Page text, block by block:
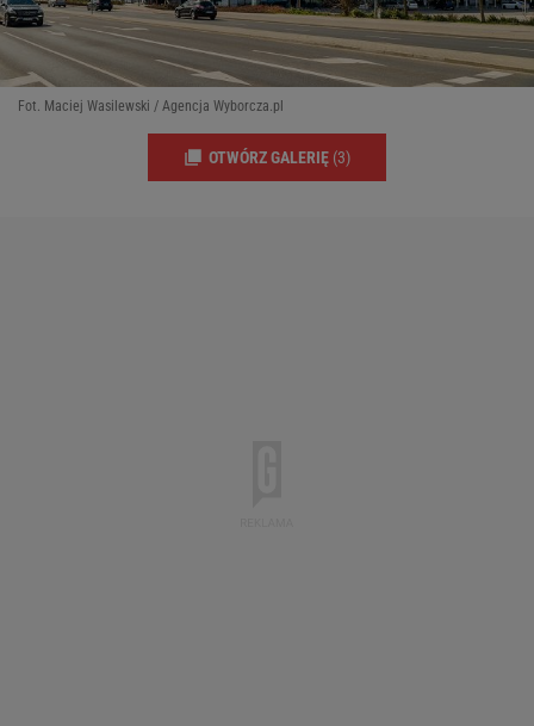
Fot. Maciej Wasilewski / Agencja Wyborcza.pl
OTWÓRZ GALERIĘ (3)